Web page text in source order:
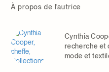
À propos de l'autrice
Cynthia
recherche et
mode et